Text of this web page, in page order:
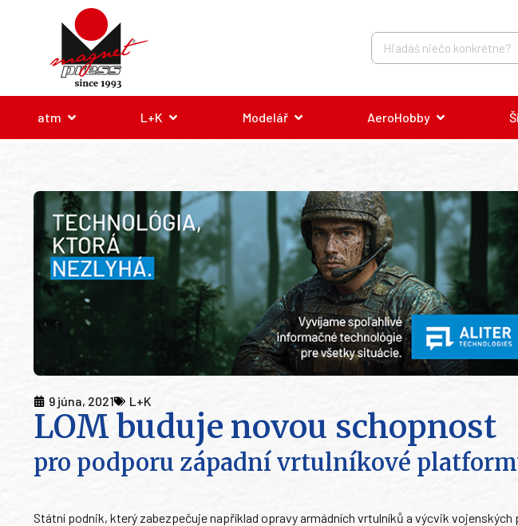
atm L+K Modelář AeroHobby
9 júna, 2021 L+K
LOM buduje novou schopnost
pro podporu západní vrtulníkové
Státní podnik, který zabezpečuje například opravy armádních vrtulníků a výcvik